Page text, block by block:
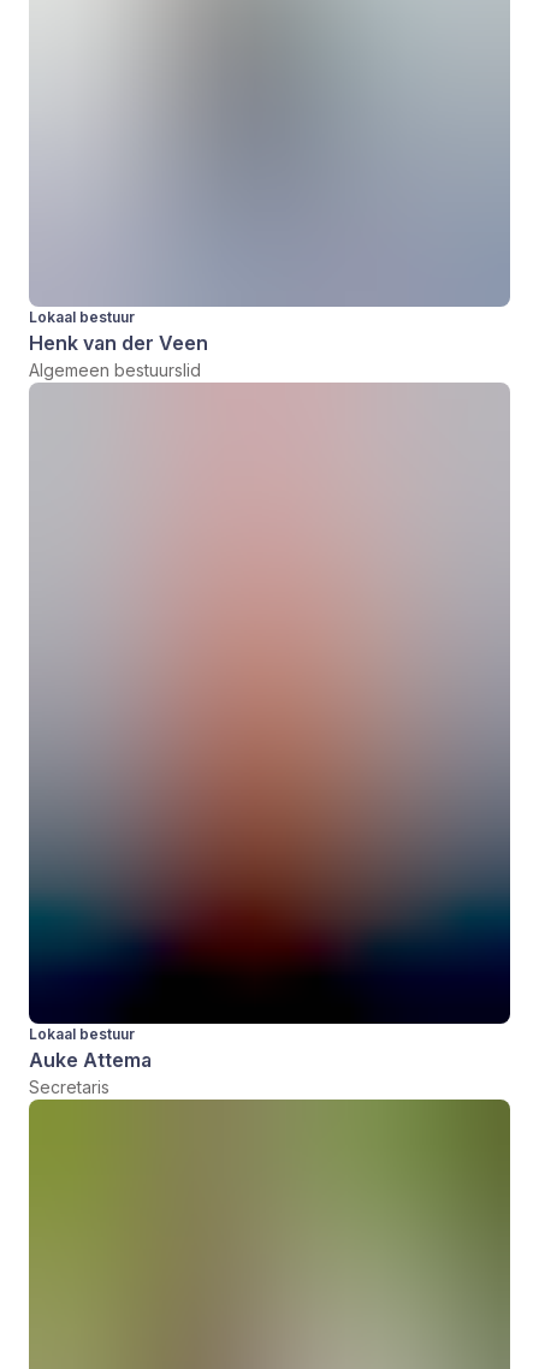
Lokaal bestuur
Henk van der Veen
Algemeen bestuurslid
Lokaal bestuur
Auke Attema
Secretaris